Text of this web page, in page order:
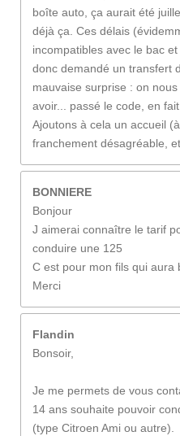
boîte auto, ça aurait été
déjà ça. Ces délais
incompatibles avec le bac
donc demandé un transfert
mauvaise surprise : on
avoir... passé le code, en
Ajoutons à cela un accueil
franchement désagréable,
BONNIERE
Bonjour
J aimerai connaître le tarif
conduire une 125
C est pour mon fils qui aura
Merci
Flandin
Bonsoir,
Je me permets de vous
14 ans souhaite pouvoir
(type Citroen Ami ou autre).